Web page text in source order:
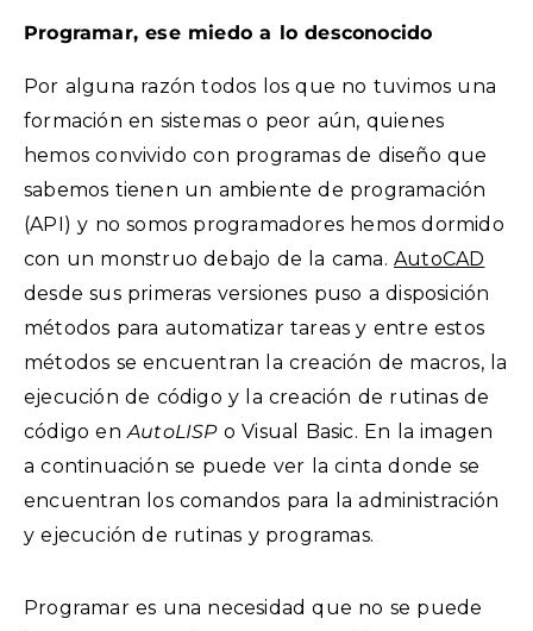
Programar, ese miedo a lo desconocido
Por alguna razón todos los que no tuvimos una
formación en sistemas o peor aún, quienes
hemos convivido con programas de diseño que
sabemos tienen un ambiente de programación
(API) y no somos programadores hemos dormido
con un monstruo debajo de la cama.AutoCAD
desde sus primeras versiones puso a disposición
métodos para automatizar tareas y entre estos
métodos se encuentran la creación de macros, la
ejecución de código y la creación de rutinas de
código enAutoLISPo Visual Basic. En la imagen
a continuación se puede ver la cinta donde se
encuentran los comandos para la administración
y ejecución de rutinas y programas.
Programar es una necesidad que no se puede